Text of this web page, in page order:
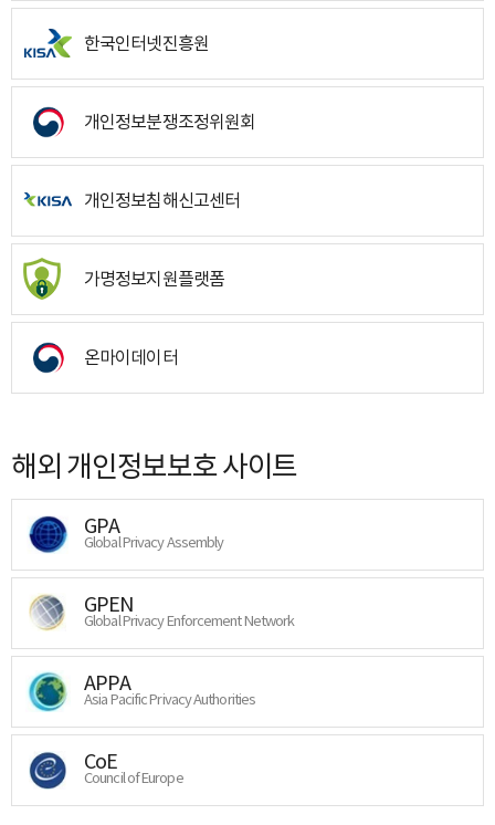
한국인터넷진흥원
개인정보분쟁조정위원회
개인정보침해신고센터
가명정보지원플랫폼
온마이데이터
해외 개인정보보호 사이트
GPA
Global Privacy Assembly
GPEN
Global Privacy Enforcement Network
APPA
Asia Pacific Privacy Authorities
CoE
Council of Europe